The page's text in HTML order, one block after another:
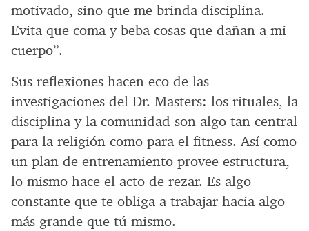
motivado, sino que me brinda disciplina.
Evita que coma y beba cosas que dañan a mi
cuerpo”.
Sus reflexiones hacen eco de las
investigaciones del Dr. Masters: los rituales, la
disciplina y la comunidad son algo tan central
para la religión como para el fitness. Así como
un plan de entrenamiento provee estructura,
lo mismo hace el acto de rezar. Es algo
constante que te obliga a trabajar hacia algo
más grande que tú mismo.